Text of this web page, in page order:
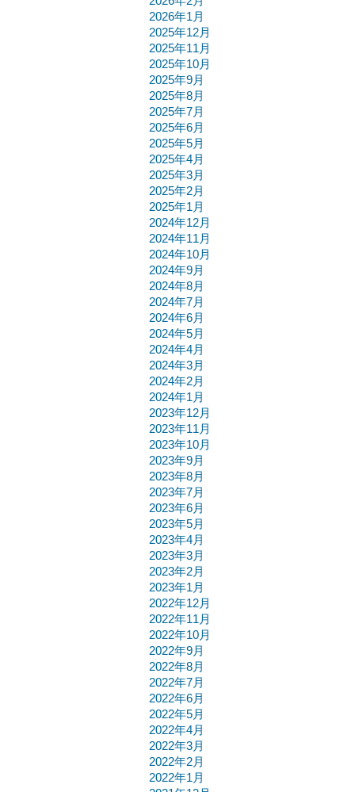
2026年1月
2025年12月
2025年11月
2025年10月
2025年9月
2025年8月
2025年7月
2025年6月
2025年5月
2025年4月
2025年3月
2025年2月
2025年1月
2024年12月
2024年11月
2024年10月
2024年9月
2024年8月
2024年7月
2024年6月
2024年5月
2024年4月
2024年3月
2024年2月
2024年1月
2023年12月
2023年11月
2023年10月
2023年9月
2023年8月
2023年7月
2023年6月
2023年5月
2023年4月
2023年3月
2023年2月
2023年1月
2022年12月
2022年11月
2022年10月
2022年9月
2022年8月
2022年7月
2022年6月
2022年5月
2022年4月
2022年3月
2022年2月
2022年1月